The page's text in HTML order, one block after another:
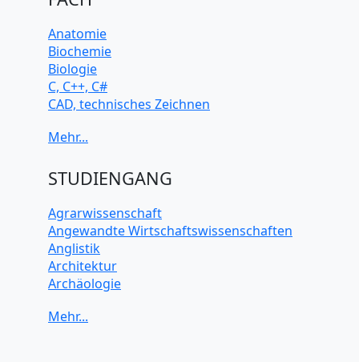
Anatomie
Biochemie
Biologie
C, C++, C#
CAD, technisches Zeichnen
Computerarchitektur
Elektrotechnik
Java
JavaScript
Künstliche Intelligenz
Latein
Makroökonomie
Mechanik
STUDIENGANG
Agrarwissenschaft
Angewandte Wirtschaftswissenschaften
Anglistik
Architektur
Archäologie
Biochemie Wissenschaften